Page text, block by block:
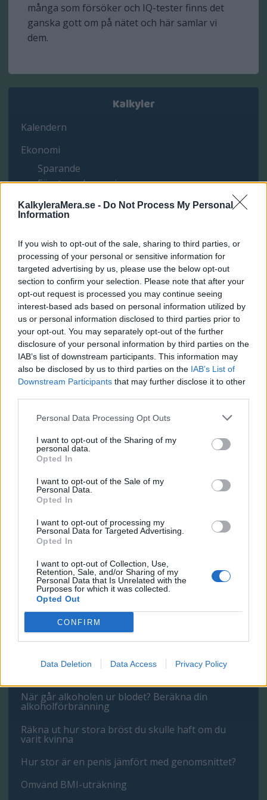
KalkyleraMera.se - Do Not Process My Personal
Information
If you wish to opt-out of the sale, sharing to third parties, or
processing of your personal or sensitive information for
targeted advertising by us, please use the below opt-out
section to confirm your selection. Please note that after your
opt-out request is processed you may continue seeing
interest-based ads based on personal information utilized by
us or personal information disclosed to third parties prior to
your opt-out. You may separately opt-out of the further
disclosure of your personal information by third parties on the
IAB’s list of downstream participants. This information may
also be disclosed by us to third parties on the IAB’s List of
Downstream Participants that may further disclose it to other
Personal Data Processing Opt Outs
I want to opt-out of the Sharing of my
personal data.
Opted In
I want to opt-out of the Sale of my
Personal Data.
Opted In
I want to opt-out of processing my
Personal Data for Targeted Advertising.
Opted In
I want to opt-out of Collection, Use,
Retention, Sale, and/or Sharing of my
Personal Data that Is Unrelated with the
Purposes for which it was collected.
Opted Out
CONFIRM
Data Deletion Data Access Privacy Policy
många som försöker och IQ-tester finns det
ganska gott om på nätet och här samlar vi
dem.
Kalkyler
Kalendern
Ekonomi
Sparande
Företagsekonomi
Privatekonomi
Kreditkort
Lån
Geometri
Kroppen
Diet, vikt och bantningsrelaterat
Intelligens och IQ
Graviditet
Matematik
Vardagligheter
Bara för skojs skull
Gambling
Valutakonverterare
Mat och näring
Tio mest populära
Räkna ut hur många dagar det är mellan två
specifika datum
Ta reda på vilket datum det var X dagar före (eller
efter) ett specifikt datum
Räkna ut hur stor snopp du skulle haft om du
När går alkoholen ur blodet? Beräkna din
alkoholförbränning
Räkna ut hur stora bröst du skulle haft om du
varit kvinna
Hur stor är en penis jämfört med genomsnittet?
Omvänd BMI-uträkning